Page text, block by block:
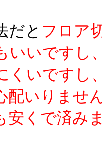
だと フロア
いいですし
くいですし
配いりませ
安くで済み